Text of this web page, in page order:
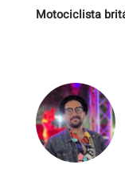
Motociclista